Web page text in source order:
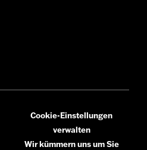
Cookie-Einstellungen
verwalten
Wir kümmern uns um Sie